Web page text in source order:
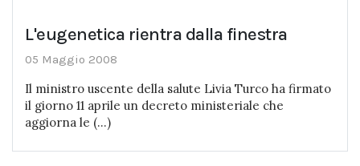
L'eugenetica rientra dalla finestra
05 Maggio 2008
Il ministro uscente della salute Livia Turco ha firmato
il giorno 11 aprile un decreto ministeriale che
aggiorna le (...)